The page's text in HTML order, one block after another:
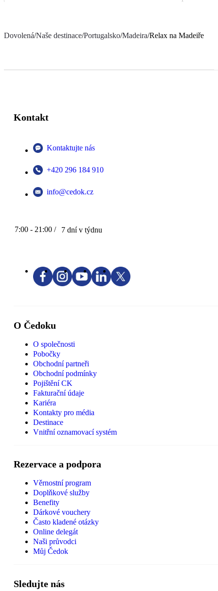
Dovolená/Naše destinace/Portugalsko/Madeira/Relax na Madeiře
Kontakt
Kontaktujte nás
+420 296 184 910
info@cedok.cz
7:00 - 21:00 / 7 dní v týdnu
O Čedoku
O společnosti
Pobočky
Obchodní partneři
Obchodní podmínky
Pojištění CK
Fakturační údaje
Kariéra
Kontakty pro média
Destinace
Vnitřní oznamovací systém
Rezervace a podpora
Věrnostní program
Doplňkové služby
Benefity
Dárkové vouchery
Často kladené otázky
Online delegát
Naši průvodci
Můj Čedok
Sledujte nás